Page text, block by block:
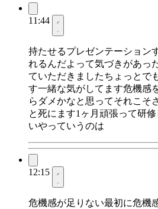
11:44
持たせるプレゼンテーション
れるんだよって気づきがあっ
ていただきましたちょっとで
す一緒な気がしてます危機感
らダメかなと思ってそれこそ
と死にます1ヶ月頑張って研
いやっていうのは
12:15
危機感が足りない最初に危機